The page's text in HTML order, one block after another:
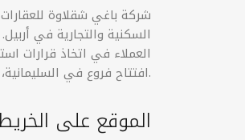
شركة باغي شقلاوة
السكنية والتجارية في
العملاء في اتخاذ
افتتاح فروع في السليمانية، شقلاوة، وتركيا، لتعزيز وجودها في السوق الإقليمي والدولي.
الموقع على